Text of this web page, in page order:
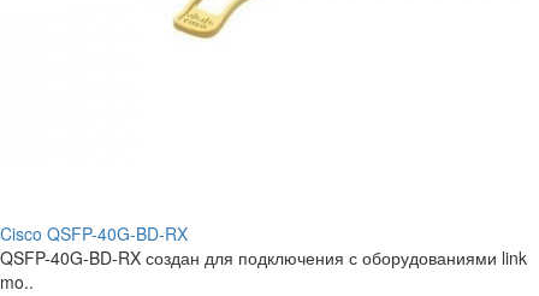
Cisco QSFP-40G-BD-RX
QSFP-40G-BD-RX создан для подключения с оборудованиями link
mo..